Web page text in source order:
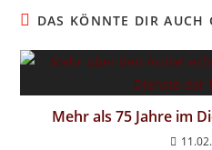
DAS KÖNNTE DIR AUCH
Mehr als 75 Jahre im